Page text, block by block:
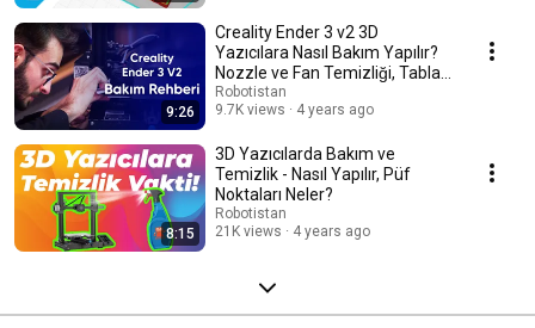
9:26
Creality Ender 3 v2 3D
Yazıcılara Nasıl Bakım Yapılır?
Nozzle ve Fan Temizliği, Tabla
Kalibrasyonu
Robotistan
9.7K views
4 years ago
8:15
3D Yazıcılarda Bakım ve
Temizlik - Nasıl Yapılır, Püf
Noktaları Neler?
Robotistan
21K views
4 years ago